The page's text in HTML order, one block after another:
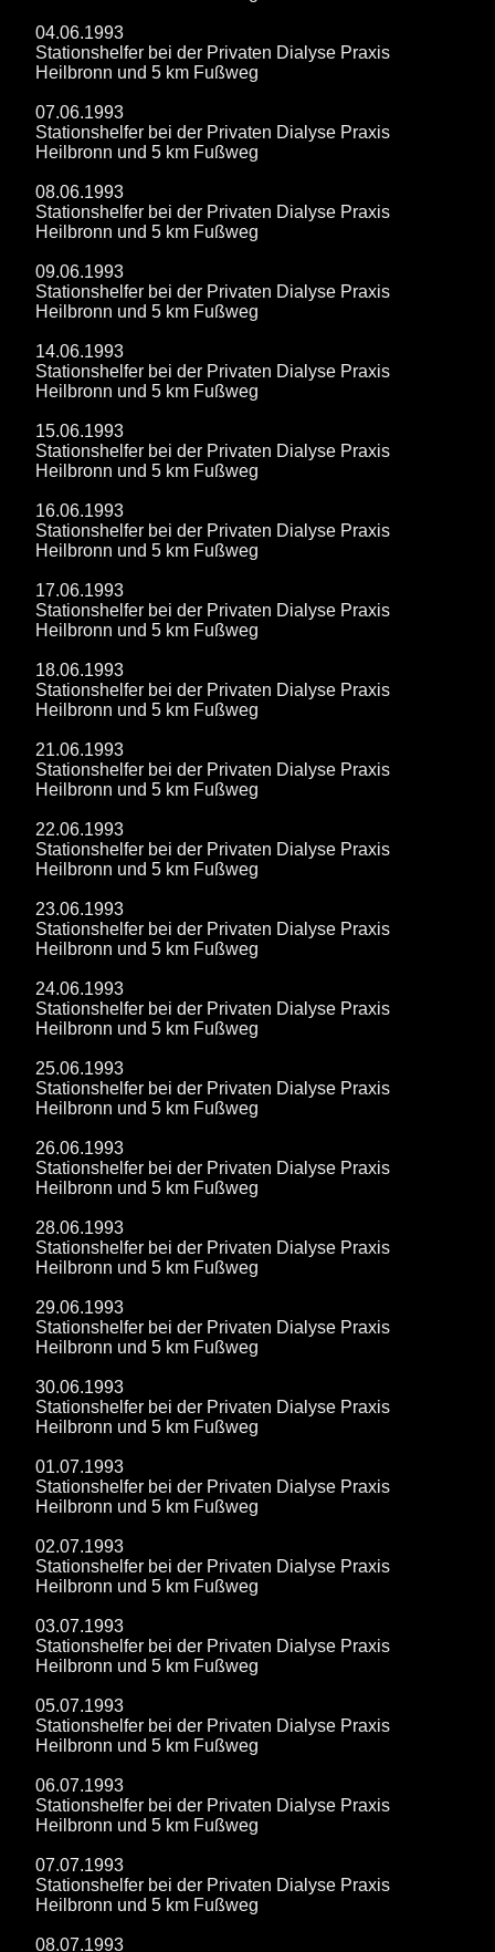
04.06.1993
Stationshelfer bei der Privaten Dialyse Praxis
Heilbronn und 5 km Fußweg
07.06.1993
Stationshelfer bei der Privaten Dialyse Praxis
Heilbronn und 5 km Fußweg
08.06.1993
Stationshelfer bei der Privaten Dialyse Praxis
Heilbronn und 5 km Fußweg
09.06.1993
Stationshelfer bei der Privaten Dialyse Praxis
Heilbronn und 5 km Fußweg
14.06.1993
Stationshelfer bei der Privaten Dialyse Praxis
Heilbronn und 5 km Fußweg
15.06.1993
Stationshelfer bei der Privaten Dialyse Praxis
Heilbronn und 5 km Fußweg
16.06.1993
Stationshelfer bei der Privaten Dialyse Praxis
Heilbronn und 5 km Fußweg
17.06.1993
Stationshelfer bei der Privaten Dialyse Praxis
Heilbronn und 5 km Fußweg
18.06.1993
Stationshelfer bei der Privaten Dialyse Praxis
Heilbronn und 5 km Fußweg
21.06.1993
Stationshelfer bei der Privaten Dialyse Praxis
Heilbronn und 5 km Fußweg
22.06.1993
Stationshelfer bei der Privaten Dialyse Praxis
Heilbronn und 5 km Fußweg
23.06.1993
Stationshelfer bei der Privaten Dialyse Praxis
Heilbronn und 5 km Fußweg
24.06.1993
Stationshelfer bei der Privaten Dialyse Praxis
Heilbronn und 5 km Fußweg
25.06.1993
Stationshelfer bei der Privaten Dialyse Praxis
Heilbronn und 5 km Fußweg
26.06.1993
Stationshelfer bei der Privaten Dialyse Praxis
Heilbronn und 5 km Fußweg
28.06.1993
Stationshelfer bei der Privaten Dialyse Praxis
Heilbronn und 5 km Fußweg
29.06.1993
Stationshelfer bei der Privaten Dialyse Praxis
Heilbronn und 5 km Fußweg
30.06.1993
Stationshelfer bei der Privaten Dialyse Praxis
Heilbronn und 5 km Fußweg
01.07.1993
Stationshelfer bei der Privaten Dialyse Praxis
Heilbronn und 5 km Fußweg
02.07.1993
Stationshelfer bei der Privaten Dialyse Praxis
Heilbronn und 5 km Fußweg
03.07.1993
Stationshelfer bei der Privaten Dialyse Praxis
Heilbronn und 5 km Fußweg
05.07.1993
Stationshelfer bei der Privaten Dialyse Praxis
Heilbronn und 5 km Fußweg
06.07.1993
Stationshelfer bei der Privaten Dialyse Praxis
Heilbronn und 5 km Fußweg
07.07.1993
Stationshelfer bei der Privaten Dialyse Praxis
Heilbronn und 5 km Fußweg
08.07.1993